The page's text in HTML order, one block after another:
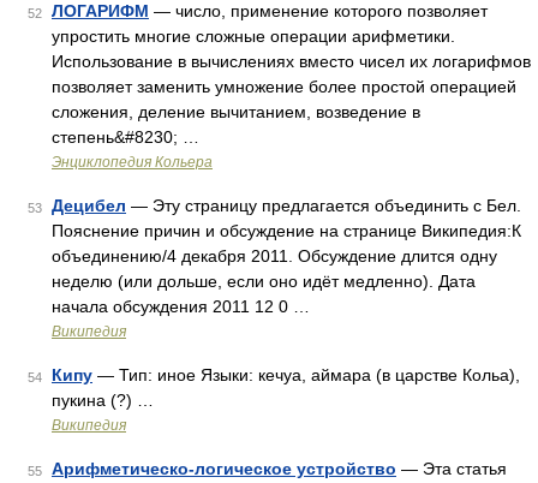
52 ЛОГАРИФМ — число, применение которого позволяет
упростить многие сложные операции арифметики.
Использование в вычислениях вместо чисел их логарифмов
позволяет заменить умножение более простой операцией
сложения, деление вычитанием, возведение в
степень&#8230; …
Энциклопедия Кольера
53 Децибел — Эту страницу предлагается объединить с Бел.
Пояснение причин и обсуждение на странице Википедия:К
объединению/4 декабря 2011. Обсуждение длится одну
неделю (или дольше, если оно идёт медленно). Дата
начала обсуждения 2011 12 0 …
Википедия
54 Кипу — Тип: иное Языки: кечуа, аймара (в царстве Кольа),
пукина (?) …
Википедия
55 Арифметическо-логическое устройство — Эта статья